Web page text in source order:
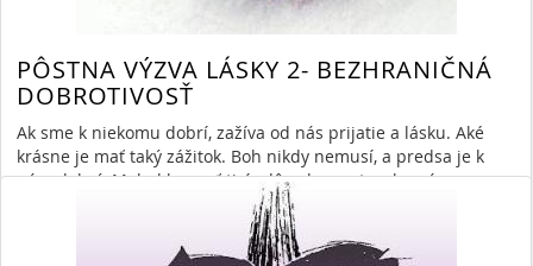
PÔSTNA VÝZVA LÁSKY 2- BEZHRANIČNÁ
DOBROTIVOSŤ
Ak sme k niekomu dobrí, zažíva od nás prijatie a lásku. Aké
krásne je mať taký zážitok. Boh nikdy nemusí, a predsa je k
nám dobrý. Mohol by mať tisíc dôvodov na to, aby nám
nepreukázal alebo odriekol svoju dobrotu, ale aj tak si vždy
vyberie, že nám nanovo odpustí, požehná, pomôže.